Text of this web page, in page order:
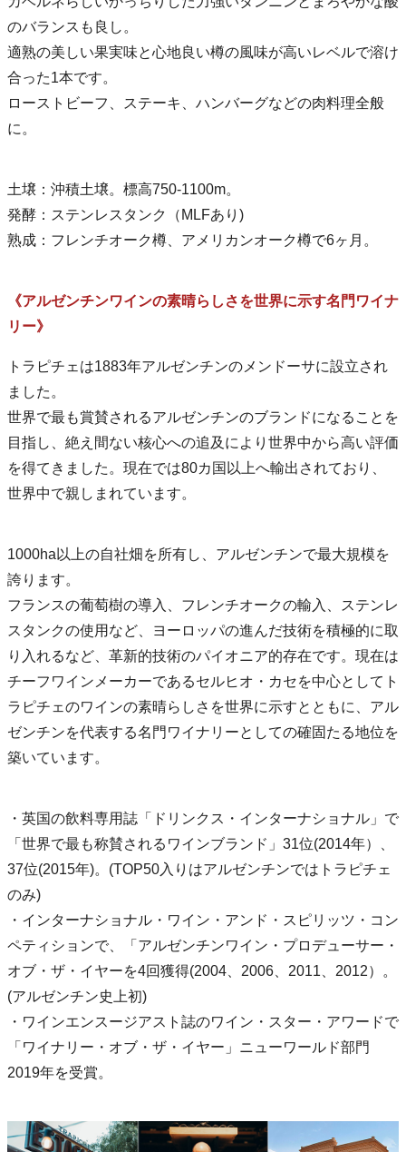
のバランスも良し。
適熟の美しい果実味と心地良い樽の風味が高いレベルで溶け
合った1本です。
ローストビーフ、ステーキ、ハンバーグなどの肉料理全般
に。
土壌：沖積土壌。標高750-1100m。
発酵：ステンレスタンク（MLFあり)
熟成：フレンチオーク樽、アメリカンオーク樽で6ヶ月。
《アルゼンチンワインの素晴らしさを世界に示す名門ワイナ
リー》
トラピチェは1883年アルゼンチンのメンドーサに設立され
ました。
世界で最も賞賛されるアルゼンチンのブランドになることを
目指し、絶え間ない核心への追及により世界中から高い評価
を得てきました。現在では80カ国以上へ輸出されており、
世界中で親しまれています。
1000ha以上の自社畑を所有し、アルゼンチンで最大規模を
誇ります。
フランスの葡萄樹の導入、フレンチオークの輸入、ステンレ
スタンクの使用など、ヨーロッパの進んだ技術を積極的に取
り入れるなど、革新的技術のパイオニア的存在です。現在は
チーフワインメーカーであるセルヒオ・カセを中心としてト
ラピチェのワインの素晴らしさを世界に示すとともに、アル
ゼンチンを代表する名門ワイナリーとしての確固たる地位を
築いています。
・英国の飲料専用誌「ドリンクス・インターナショナル」で
「世界で最も称賛されるワインブランド」31位(2014年）、
37位(2015年)。(TOP50入りはアルゼンチンではトラピチェ
のみ)
・インターナショナル・ワイン・アンド・スピリッツ・コン
ペティションで、「アルゼンチンワイン・プロデューサー・
オブ・ザ・イヤーを4回獲得(2004、2006、2011、2012）。
(アルゼンチン史上初)
・ワインエンスージアスト誌のワイン・スター・アワードで
「ワイナリー・オブ・ザ・イヤー」ニューワールド部門
2019年を受賞。